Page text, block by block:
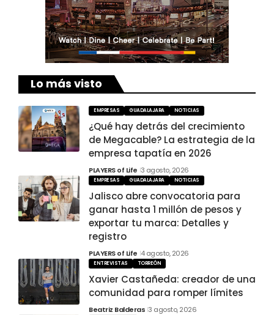
Lo más visto
EMPRESAS GUADALAJARA NOTICIAS
¿Qué hay detrás del crecimiento
de Megacable? La estrategia de la
empresa tapatía en 2026
PLAYERS of Life 3 agosto, 2026
EMPRESAS GUADALAJARA NOTICIAS
Jalisco abre convocatoria para
ganar hasta 1 millón de pesos y
exportar tu marca: Detalles y
registro
PLAYERS of Life 4 agosto, 2026
ENTREVISTAS TORREÓN
Xavier Castañeda: creador de una
comunidad para romper límites
Beatriz Balderas 3 agosto, 2026